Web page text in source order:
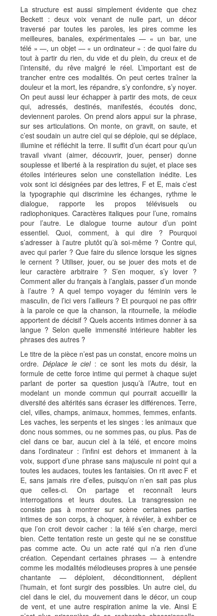
La structure est aussi simplement évidente que chez
Beckett : deux voix venant de nulle part, un décor
traversé par toutes les paroles, les pires comme les
meilleures, banales, expérimentales — « un bar, une
télé » —, un objet — « un ordinateur » : de quoi faire du
tout à partir du rien, du vide et du plein, du creux et de
l’intensité, du rêve malgré le réel. L’important est de
trancher entre ces modalités. On peut certes traîner la
douleur et la mort, les répandre, s’y confondre, s’y noyer.
On peut aussi leur échapper à partir des mots, de ceux
qui, adressés, destinés, manifestés, écoutés donc,
deviennent paroles. On prend alors appui sur la phrase,
sur ses articulations. On monte, on gravit, on saute, et
c’est soudain un autre ciel qui se déploie, qui se déplace,
illumine et réfléchit la terre. Il suffit d’un écart pour qu’un
travail vivant (aimer, découvrir, jouer, penser) donne
souplesse et liberté à la respiration du sujet, et place ses
étoiles intérieures selon une constellation inédite. Les
voix sont ici désignées par des lettres, F et E, mais c’est
la typographie qui discrimine les échanges, rythme le
dialogue, rapporte les propos télévisuels ou
radiophoniques. Caractères italiques pour l’une, romains
pour l’autre. Le dialogue tourne autour d’un point
essentiel. Quoi, comment, à qui dire ? Pourquoi
s’adresser à l’autre plutôt qu’à soi-même ? Contre qui,
avec qui parler ? Que faire du silence lorsque les signes
le cernent ? Utiliser, jouer, ou se jouer des mots et de
leur caractère arbitraire ? S’en moquer, s’y lover ?
Comment aller du français à l’anglais, passer d’un monde
à l’autre ? A quel tempo voyager du féminin vers le
masculin, de l’ici vers l’ailleurs ? Et pourquoi ne pas offrir
à la parole ce que la chanson, la ritournelle, la mélodie
apportent de décisif ? Quels accents intimes donner à sa
langue ? Selon quelle immensité intérieure habiter les
phrases des autres ?
Le titre de la pièce n’est pas un constat, encore moins un
ordre. Déplace le ciel : ce sont les mots du désir, la
formule de cette force intime qui permet à chaque sujet
parlant de porter sa question jusqu’à l’Autre, tout en
modelant un monde commun qui pourrait accueillir la
diversité des altérités sans écraser les différences. Terre,
ciel, villes, champs, animaux, hommes, femmes, enfants.
Les vaches, les serpents et les singes : les animaux que
donc nous sommes, ou ne sommes pas, ou plus. Pas de
ciel dans ce bar, aucun ciel à la télé, et encore moins
dans l’ordinateur : l’infini est dehors et immanent à la
voix, support d’une phrase sans majuscule ni point qui a
toutes les audaces, toutes les fantaisies. On rit avec F et
E, sans jamais rire d’elles, puisqu’on n’en sait pas plus
que celles-ci. On partage et reconnaît leurs
interrogations et leurs doutes. La transgression ne
consiste pas à montrer sur scène certaines parties
intimes de son corps, à choquer, à révéler, à exhiber ce
que l’on croit devoir cacher : la télé s’en charge, merci
bien. Cette tentation reste un geste qui ne se constitue
pas comme acte. Ou un acte raté qui n’a rien d’une
création. Cependant certaines phrases — à entendre
comme les modalités mélodieuses propres à une pensée
chantante — déploient, déconditionnent, déplient
l’humain, et font surgir des possibles. Un autre ciel, du
ciel dans le ciel, du mouvement dans le décor, un coup
de vent, et une autre respiration anime la vie. Ainsi E